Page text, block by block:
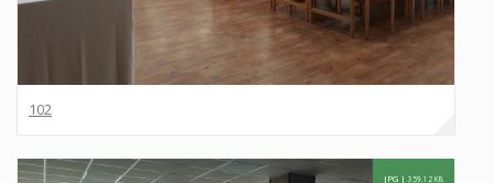
102
JPG | 359.12 KB